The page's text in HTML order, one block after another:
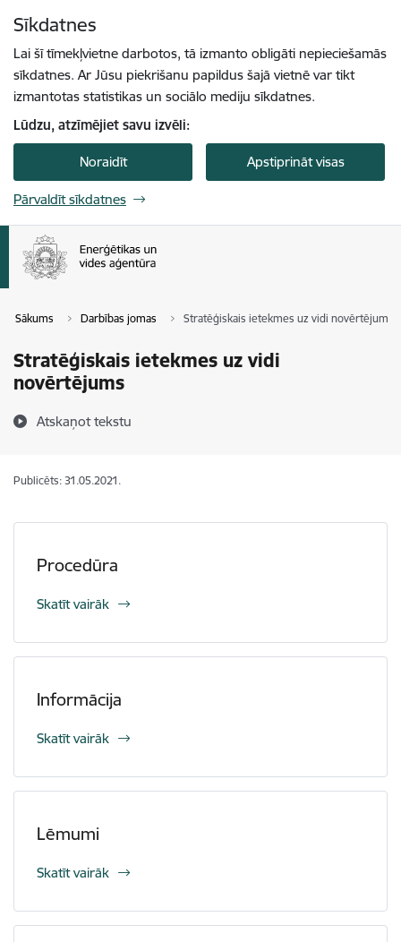
Sīkdatnes
Lai šī tīmekļvietne darbotos, tā izmanto obligāti nepieciešamās
sīkdatnes. Ar Jūsu piekrišanu papildus šajā vietnē var tikt
izmantotas statistikas un sociālo mediju sīkdatnes.
Lūdzu, atzīmējiet savu izvēli:
Noraidīt Apstiprināt visas
Pārvaldīt sīkdatnes
Sākums Darbības jomas Stratēģiskais ietekmes uz vidi novērtējums
Stratēģiskais ietekmes uz vidi
novērtējums
Atskaņot tekstu
Publicēts: 31.05.2021.
Procedūra
Skatīt vairāk
Informācija
Skatīt vairāk
Lēmumi
Skatīt vairāk